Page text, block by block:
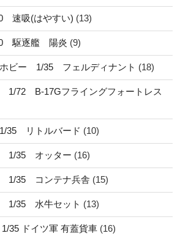
速吸(はやすい) (13)
駆逐艦 陽炎 (9)
ホビー 1/35 フェルディナント (18)
1/72 B-17Gフライングフォートレス
35 リトルバード (10)
1/35 オッター (16)
1/35 コンテナ兵舎 (15)
1/35 水牛セット (13)
35 ドイツ軍 有蓋貨車 (16)